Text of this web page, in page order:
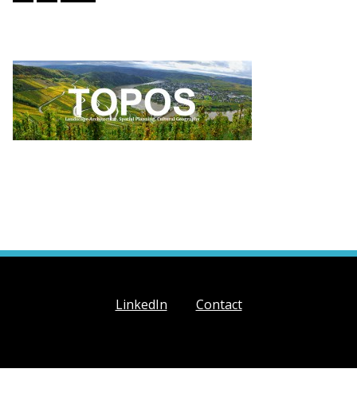
LinkedIn Contact